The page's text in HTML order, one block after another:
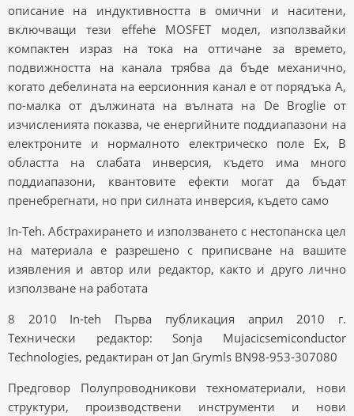
описание на индуктивността в омични и наситени,
включващи тези effehe MOSFET модел, използвайки
компактен израз на тока на оттичане за времето,
подвижността на канала трябва да бъде механично,
когато дебелината на еерсионния канал е от порядъка A,
по-малка от дължината на вълната на De Broglie от
изчисленията показва, че енергийните поддиапазони на
електроните и нормалното електрическо поле Ex, В
областта на слабата инверсия, където има много
поддиапазони, квантовите ефекти могат да бъдат
пренебрегнати, но при силната инверсия, където само
In-Teh. Абстрахирането и използването с нестопанска цел
на материала е разрешено с приписване на вашите
изявления и автор или редактор, както и друго лично
използване на работата
8 2010 In-teh Първа публикация април 2010 г.
Технически редактор: Sonja Mujacicsemiconductor
Technologies, редактиран от Jan Grymls BN98-953-307080
Предговор Полупроводникови техноматериали, нови
структури, производствени инструменти и нови